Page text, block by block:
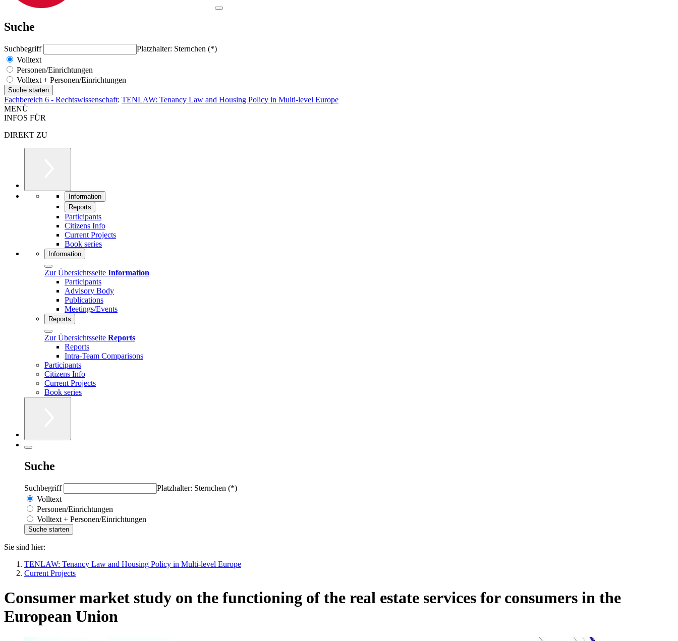
Suche
Suchbegriff
Platzhalter: Sternchen (*)
Volltext
Personen/Einrichtungen
Volltext + Personen/Einrichtungen
Fachbereich 6 - Rechtswissenschaft: TENLAW: Tenancy Law and Housing Policy in Multi-level Europe
MENÜ
INFOS FÜR
DIREKT ZU
Information
Reports
Participants
Citizens Info
Current Projects
Book series
Information
Zur Übersichtsseite Information
Participants
Advisory Body
Publications
Meetings/Events
Reports
Zur Übersichtsseite Reports
Reports
Intra-Team Comparisons
Participants
Citizens Info
Current Projects
Book series
Suche
Suchbegriff
Platzhalter: Sternchen (*)
Volltext
Personen/Einrichtungen
Volltext + Personen/Einrichtungen
Sie sind hier:
TENLAW: Tenancy Law and Housing Policy in Multi-level Europe
Current Projects
Consumer market study on the functioning of the real estate services for consumers in the
European Union